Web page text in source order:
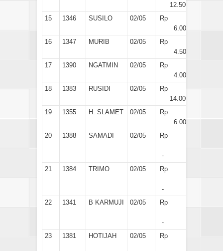
12.500
15
1346 SUSILO 02/05
Rp
6.000
16
1347 MURIB 02/05
Rp
4.500
17
1390 NGATMIN 02/05
Rp
4.000
18
1383 RUSIDI 02/05
Rp
14.000
19
1355 H. SLAMET 02/05
Rp
6.000
20
1388 SAMADI 02/05 Rp
-
21
1384 TRIMO 02/05 Rp
-
22
1341 B KARMUJI 02/05 Rp
-
23
1381 HOTIJAH 02/05 Rp